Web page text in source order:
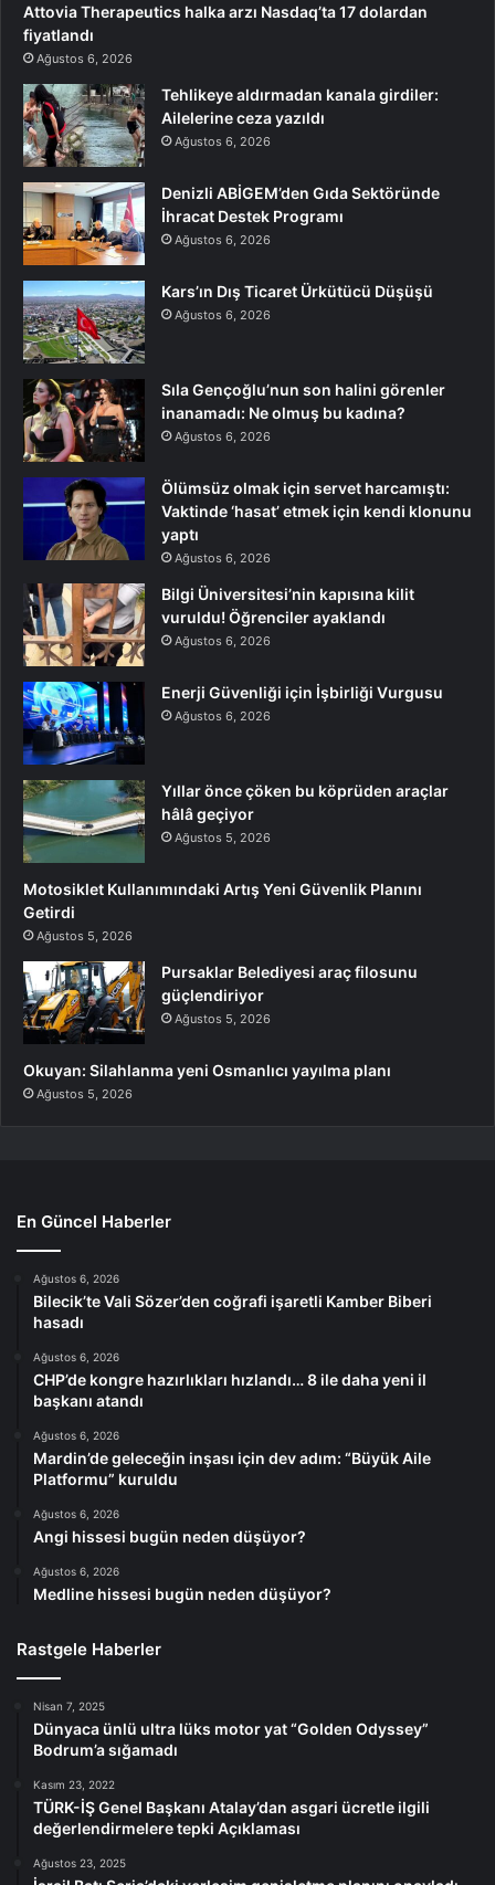
Attovia Therapeutics halka arzı Nasdaq’ta 17 dolardan
fiyatlandı
Ağustos 6, 2026
Tehlikeye aldırmadan kanala girdiler:
Ailelerine ceza yazıldı
Ağustos 6, 2026
Denizli ABİGEM’den Gıda Sektöründe
İhracat Destek Programı
Ağustos 6, 2026
Kars’ın Dış Ticaret Ürkütücü Düşüşü
Ağustos 6, 2026
Sıla Gençoğlu’nun son halini görenler
inanamadı: Ne olmuş bu kadına?
Ağustos 6, 2026
Ölümsüz olmak için servet harcamıştı:
Vaktinde ‘hasat’ etmek için kendi klonunu
yaptı
Ağustos 6, 2026
Bilgi Üniversitesi’nin kapısına kilit
vuruldu! Öğrenciler ayaklandı
Ağustos 6, 2026
Enerji Güvenliği için İşbirliği Vurgusu
Ağustos 6, 2026
Yıllar önce çöken bu köprüden araçlar
hâlâ geçiyor
Ağustos 5, 2026
Motosiklet Kullanımındaki Artış Yeni Güvenlik Planını
Getirdi
Ağustos 5, 2026
Pursaklar Belediyesi araç filosunu
güçlendiriyor
Ağustos 5, 2026
Okuyan: Silahlanma yeni Osmanlıcı yayılma planı
Ağustos 5, 2026
En Güncel Haberler
Ağustos 6, 2026
Bilecik’te Vali Sözer’den coğrafi işaretli Kamber Biberi
hasadı
Ağustos 6, 2026
CHP’de kongre hazırlıkları hızlandı… 8 ile daha yeni il
başkanı atandı
Ağustos 6, 2026
Mardin’de geleceğin inşası için dev adım: “Büyük Aile
Platformu” kuruldu
Ağustos 6, 2026
Angi hissesi bugün neden düşüyor?
Ağustos 6, 2026
Medline hissesi bugün neden düşüyor?
Rastgele Haberler
Nisan 7, 2025
Dünyaca ünlü ultra lüks motor yat “Golden Odyssey”
Bodrum’a sığamadı
Kasım 23, 2022
TÜRK-İŞ Genel Başkanı Atalay’dan asgari ücretle ilgili
değerlendirmelere tepki Açıklaması
Ağustos 23, 2025